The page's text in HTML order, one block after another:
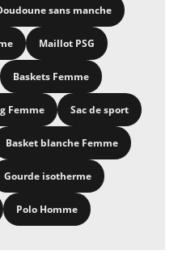
sans manche
Maillot PSG
Baskets Femme
Femme Sac de sport
Basket blanche Femme
Gourde isotherme
Polo Homme